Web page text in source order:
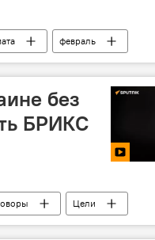
февраль
без
БРИКС
Цели